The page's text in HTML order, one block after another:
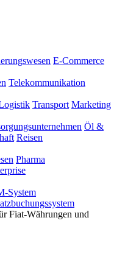
E-Commerce
Telekommunikation
Transport Marketing
Öl &
Reisen
Pharma
System
Fiat-Währungen und